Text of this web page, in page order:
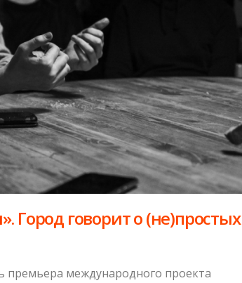
Город говорит о (не)простых
премьера международного проекта